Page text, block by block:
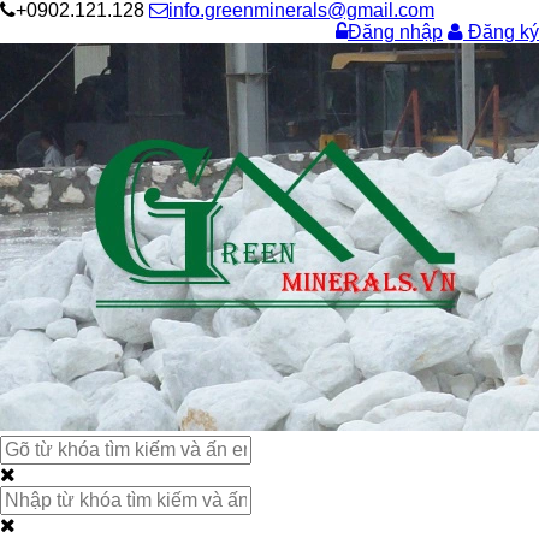
+0902.121.128
info.greenminerals@gmail.com
Đăng nhập
Đăng ký